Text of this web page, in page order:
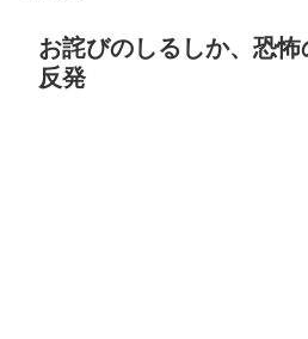
お詫びのしるしか、恐
反発